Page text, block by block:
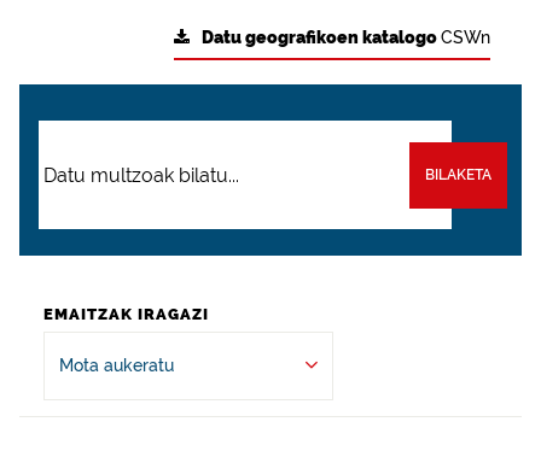
Datu geografikoen katalogoCSWn
BILAKETA
EMAITZAK IRAGAZI
Mota aukeratu